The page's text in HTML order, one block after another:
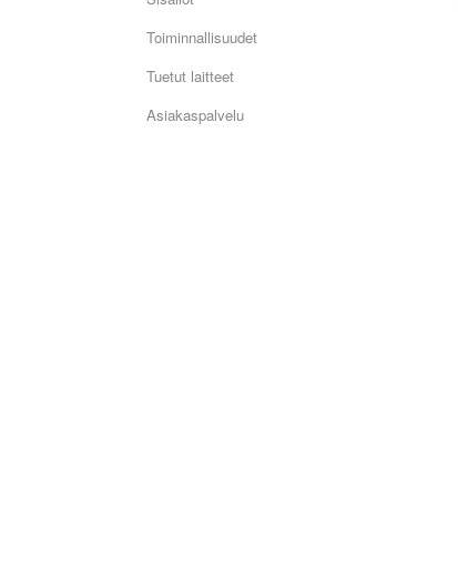
Toiminnallisuudet
Tuetut laitteet
Asiakaspalvelu